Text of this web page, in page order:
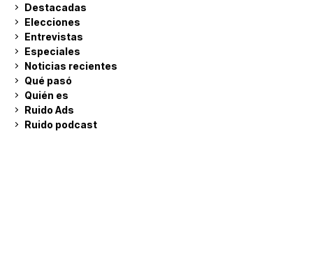
Destacadas
Elecciones
Entrevistas
Especiales
Noticias recientes
Qué pasó
Quién es
Ruido Ads
Ruido podcast